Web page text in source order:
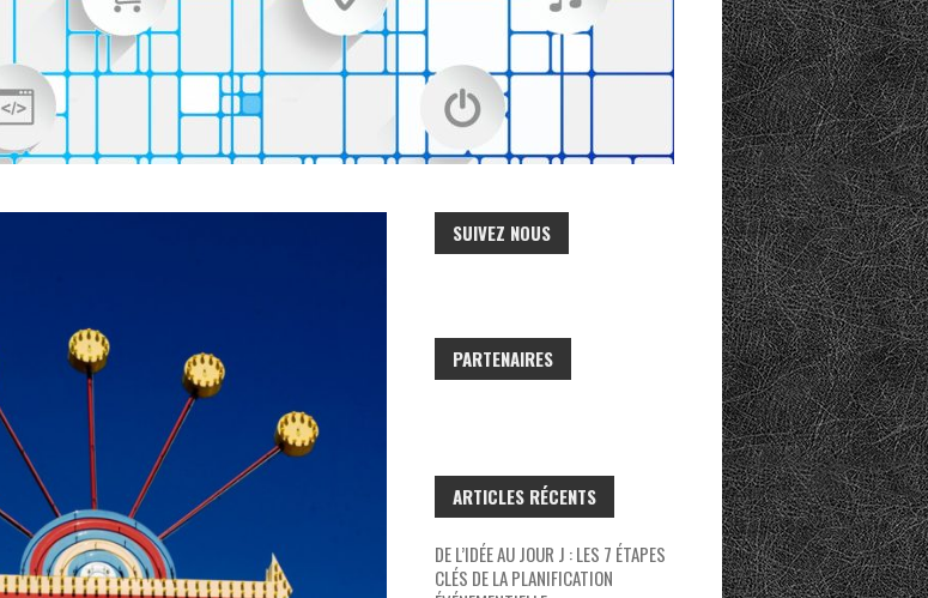
SUIVEZ NOUS
PARTENAIRES
ARTICLES RÉCENTS
DE L’IDÉE AU JOUR J : LES 7 ÉTAPES
CLÉS DE LA PLANIFICATION